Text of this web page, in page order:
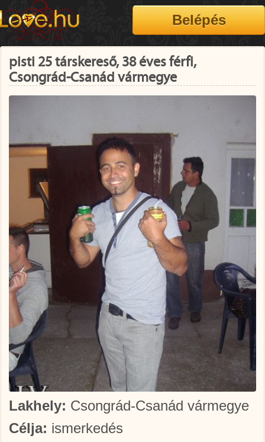
pisti 25 társkereső, 38 éves férfi,
Csongrád-Csanád vármegye
Lakhely: Csongrád-Csanád vármegye
Célja: ismerkedés